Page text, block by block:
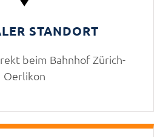
STANDORT
beim Bahnhof Zürich-
Oerlikon